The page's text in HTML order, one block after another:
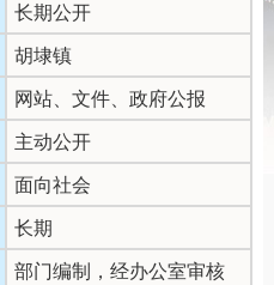
长期公开
胡埭镇
网站、文件、政府公报
主动公开
面向社会
长期
部门编制，经办公室审核